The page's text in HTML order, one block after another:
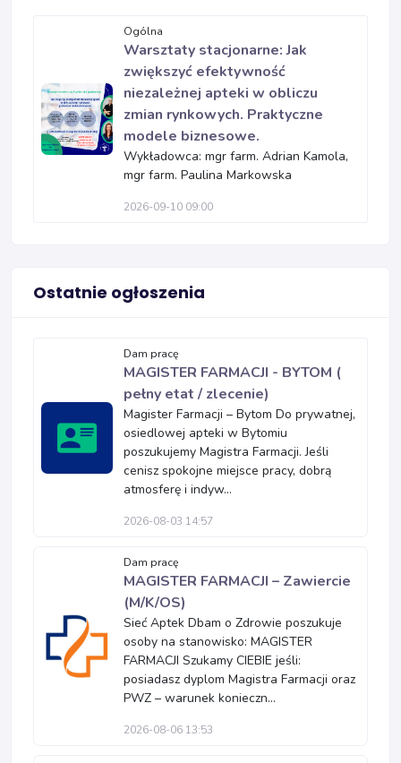
Ogólna
Warsztaty stacjonarne: Jak
zwiększyć efektywność
niezależnej apteki w obliczu
zmian rynkowych. Praktyczne
modele biznesowe.
Wykładowca: mgr farm. Adrian Kamola,
mgr farm. Paulina Markowska
2026-09-10 09:00
Ostatnie ogłoszenia
Dam pracę
MAGISTER FARMACJI - BYTOM (
pełny etat / zlecenie)
Magister Farmacji – Bytom Do prywatnej,
osiedlowej apteki w Bytomiu
poszukujemy Magistra Farmacji. Jeśli
cenisz spokojne miejsce pracy, dobrą
atmosferę i indyw...
2026-08-03 14:57
Dam pracę
MAGISTER FARMACJI – Zawiercie
(M/K/OS)
Sieć Aptek Dbam o Zdrowie poszukuje
osoby na stanowisko: MAGISTER
FARMACJI Szukamy CIEBIE jeśli:
posiadasz dyplom Magistra Farmacji oraz
PWZ – warunek konieczn...
2026-08-06 13:53